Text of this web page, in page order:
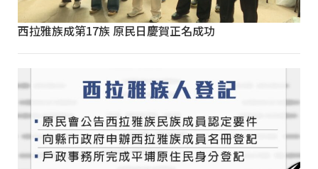
西拉雅族成第17族 原民日慶賀正名成功